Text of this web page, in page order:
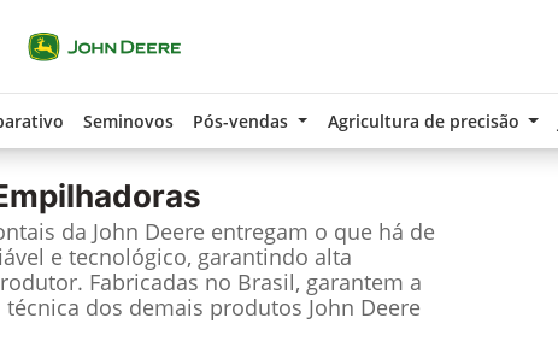
Seminovos Pós-vendas Agricultura de precisão
da John Deere entregam o que há de
e tecnológico, garantindo alta
Fabricadas no Brasil, garantem a
dos demais produtos John Deere